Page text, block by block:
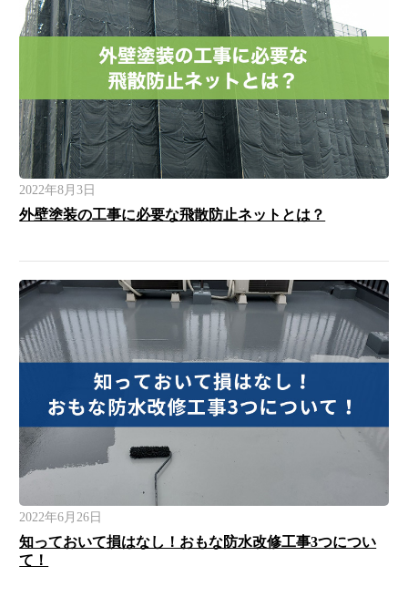
2022年8月3日
外壁塗装の工事に必要な飛散防止ネットとは？
2022年6月26日
知っておいて損はなし！おもな防水改修工事3つについ
て！